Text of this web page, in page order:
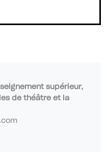
supérieur,
de théâtre et la